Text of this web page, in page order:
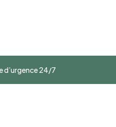
d’urgence 24/7